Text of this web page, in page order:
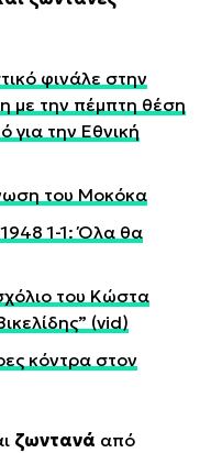
φινάλε στην
με την πέμπτη θέση
για την Εθνική
του Μοκόκα
1-1: Όλα θα
του Κώστα
(vid)
κόντρα στον
ζωντανά από